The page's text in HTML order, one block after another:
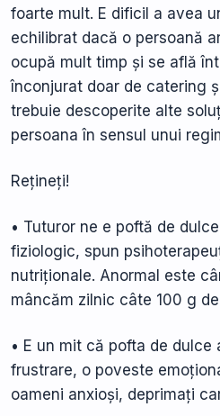
foarte mult. E dificil a avea
echilibrat dacă o persoană
ocupă mult timp și se află
înconjurat doar de catering
trebuie descoperite alte
persoana în sensul unui
Rețineți!
• Tuturor ne e poftă de
fiziologic, spun
nutriționale. Anormal este
mâncăm zilnic câte 100 g
• E un mit că pofta de dulce
frustrare, o poveste
oameni anxioși, deprimați